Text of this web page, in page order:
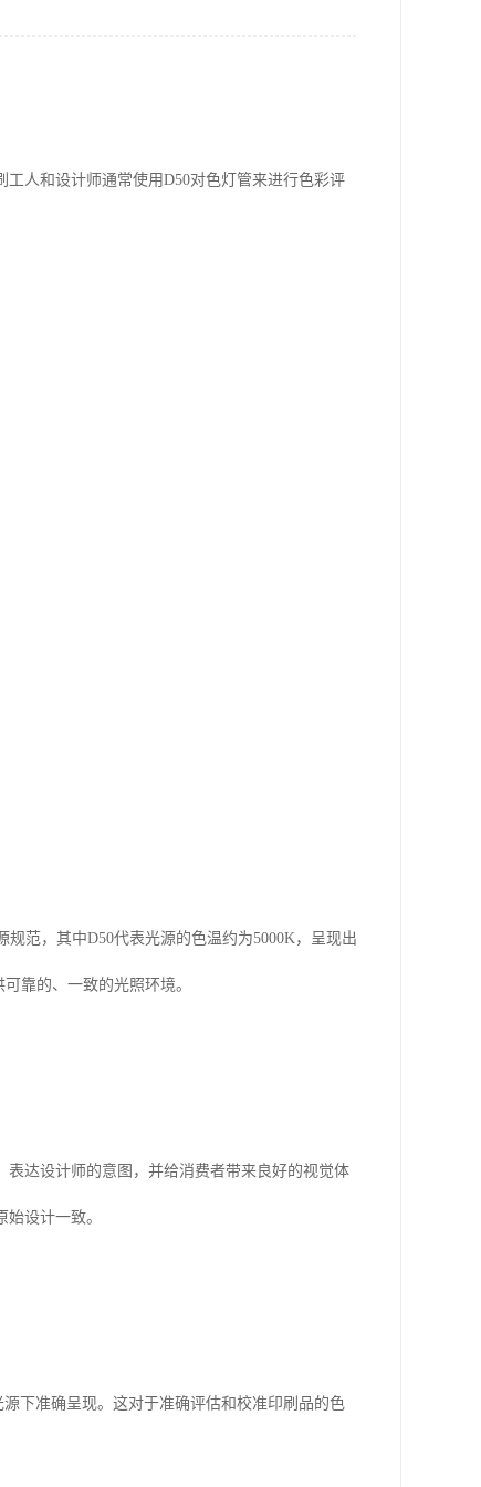
工人和设计师通常使用D50对色灯管来进行色彩评
规范，其中D50代表光源的色温约为5000K，呈现出
靠的、一致的光照环境。
达设计师的意图，并给消费者带来良好的视觉体
设计一致。
下准确呈现。这对于准确评估和校准印刷品的色